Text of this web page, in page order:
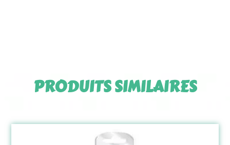
PRODUITS SIMILAIRES